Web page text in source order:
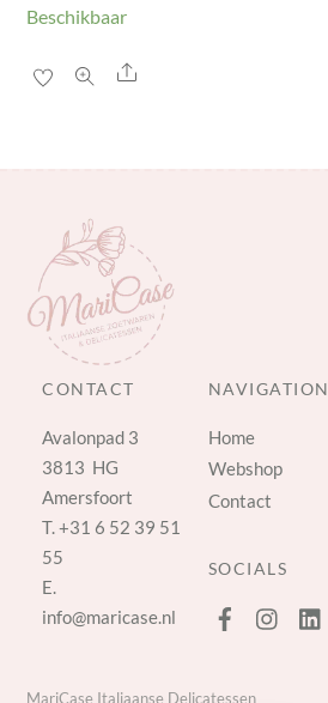
Beschikbaar
Share
CONTACT
Avalonpad 3
3813 HG
Amersfoort
T.+31 6 52 39 51
55
E.
info@maricase.nl
NAVIGATION
Home
Webshop
Contact
SOCIALS
MariCase Italiaanse Delicatessen